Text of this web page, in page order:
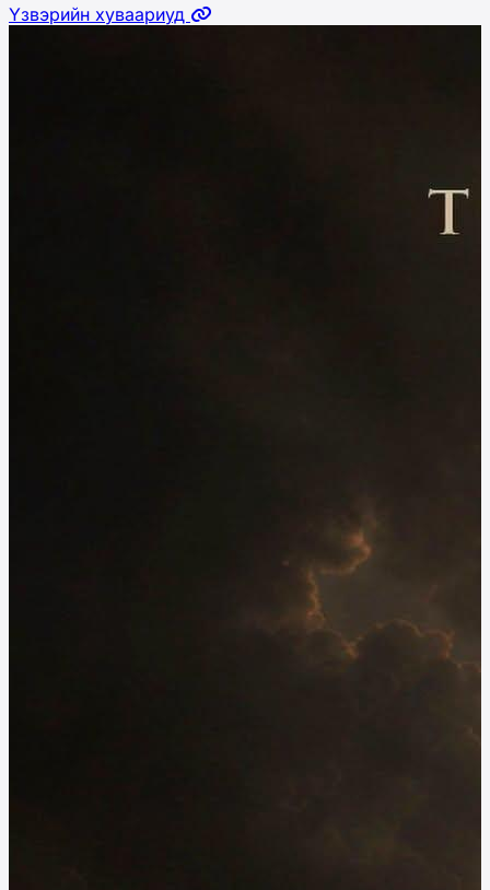
Үзвэрийн хуваариуд